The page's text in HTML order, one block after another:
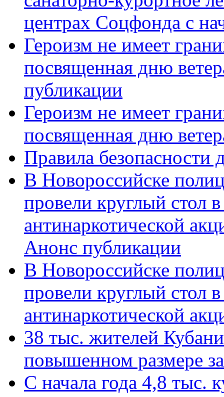
центрах Соцфонда с
Героизм не имеет
посвященная дню
публикации
Героизм не имеет
посвященная дню
Правила безопасности
В Новороссийске
провели круглый стол
антинаркотической
Анонс публикации
В Новороссийске
провели круглый стол
антинаркотической
38 тыс. жителей
повышенном размере
С начала года 4,8 тыс.